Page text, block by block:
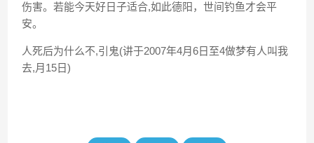
伤害。若能今天好日子适合,如此德阳，世间钓鱼才会平
安。
人死后为什么不,引鬼(讲于2007年4月6日至4做梦有人叫我
去,月15日)